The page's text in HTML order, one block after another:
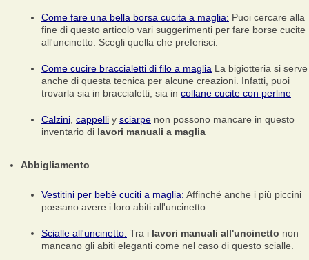
Come fare una bella borsa cucita a maglia: Puoi cercare alla
fine di questo articolo vari suggerimenti per fare borse cucite
all'uncinetto. Scegli quella che preferisci.
Come cucire braccialetti di filo a maglia La bigiotteria si serve
anche di questa tecnica per alcune creazioni. Infatti, puoi
trovarla sia in braccialetti, sia in collane cucite con perline
Calzini cappelli y sciarpe non possono mancare in questo
inventario di lavori manuali a maglia
Abbigliamento
Vestitini per bebè cuciti a maglia: Affinché anche i più piccini
possano avere i loro abiti all'uncinetto.
Scialle all'uncinetto: Tra i lavori manuali all'uncinetto non
mancano gli abiti eleganti come nel caso di questo scialle.